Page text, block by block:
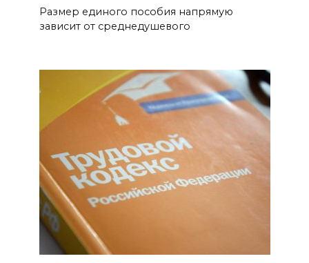
Ураган не обещают: сегодня в
09 августа 2026 07:01
Горел сухостой: в Ростовской
области сбили 30 БПЛА
08 августа 2026 23:10
Пусть съест ребенок капусту,
дабы учеба легко давалась:
приметы на 9 августа
08 августа 2026 18:37
Размер единого пособия напрямую
зависит от среднедушевого